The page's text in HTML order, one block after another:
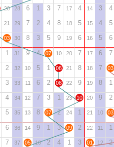
20 28 6 1 3 7 17 4 14 3 4
21 29 7 2 4 8 18 5 15 4 5
03 30 8 3 5 9 19 6 16 5 6
1 31 9 4 07 10 20 7 17 6 7
2 32 10 5 1 08 21 8 18 7 03
3 33 11 6 2 08 22 9 19 8 1
4 34 12 7 3 1 23 10 20 9 2
5 35 13 8 07 2 24 1 21 10 03
6 36 14 9 1 3 09 2 22 11 1
7 37 05 10 2 4 1 3 01 12 2